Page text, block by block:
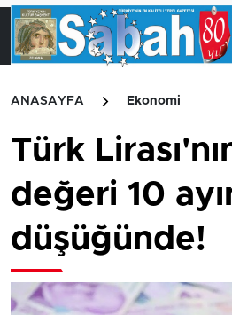
ANASAYFA Ekonomi
Türk
değeri 10
düşüğünde!